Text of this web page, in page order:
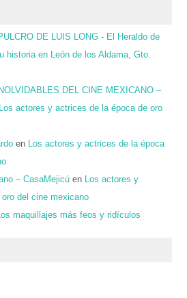
DE LUIS LONG - El Heraldo de
historia en León de los Aldama, Gto.
DEL CINE MEXICANO –
Los actores y actrices de la época de oro
en
Los actores y actrices de la época
– CasaMejicú en
Los actores y
del cine mexicano
Los maquillajes más feos y ridículos